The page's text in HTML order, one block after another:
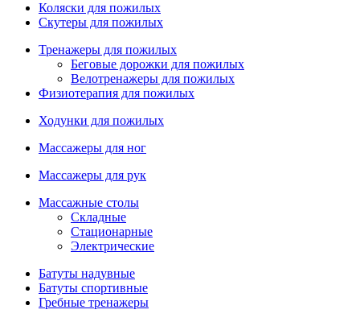
Коляски для пожилых
Скутеры для пожилых
Тренажеры для пожилых
Беговые дорожки для пожилых
Велотренажеры для пожилых
Физиотерапия для пожилых
Ходунки для пожилых
Массажеры для ног
Массажеры для рук
Массажные столы
Складные
Стационарные
Электрические
Батуты надувные
Батуты спортивные
Гребные тренажеры